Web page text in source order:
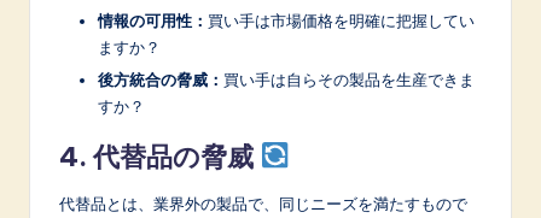
情報の可用性： 買い手は市場価格を明確に把握してい
ますか？
後方統合の脅威： 買い手は自らその製品を生産できま
すか？
4. 代替品の脅威
代替品とは、業界外の製品で、同じニーズを満たすもので